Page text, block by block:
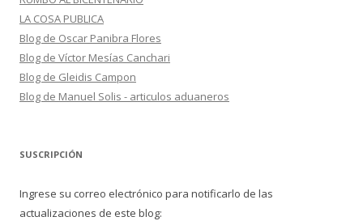
LA COSA PUBLICA
Blog de Oscar Panibra Flores
Blog de Víctor Mesías Canchari
Blog de Gleidis Campon
Blog de Manuel Solis - articulos aduaneros
SUSCRIPCIÓN
Ingrese su correo electrónico para notificarlo de las
actualizaciones de este blog: